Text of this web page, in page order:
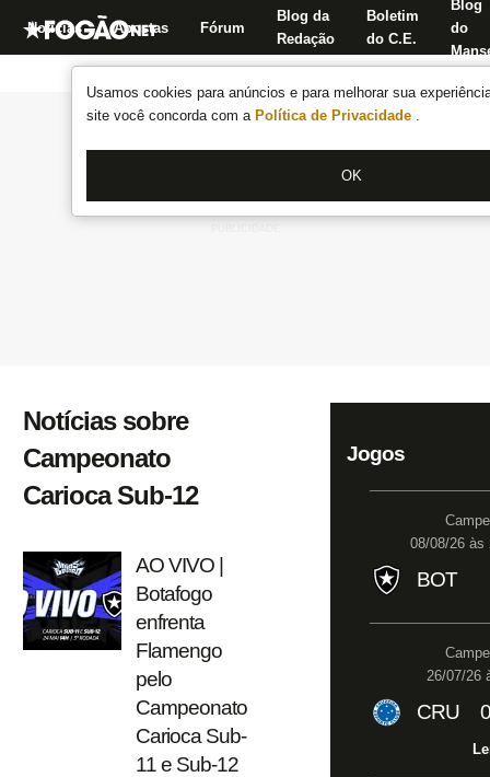
Usamos cookies para anúncios e para melhorar sua
site você concorda com a Política de Privacidade .
OK
Notícias Apostas Fórum
Blog da
Redação
Boletim
do C.E.
Blog
do
Notícias sobre
Campeonato
Carioca Sub-12
AO VIVO |
Botafogo
enfrenta
Flamengo
pelo
Campeonato
Carioca Sub-
11 e Sub-12
Jogos
08/08/26 às
BOT
26/07/26
CRU 0